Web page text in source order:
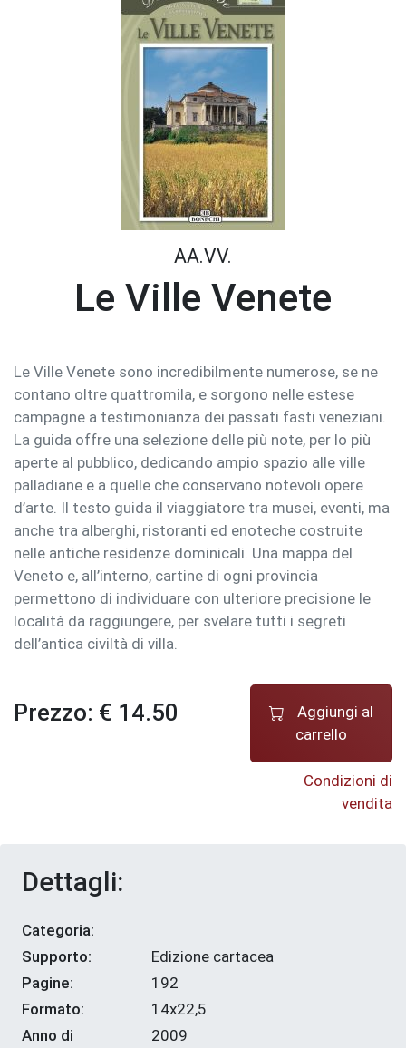
AA.VV.
Le Ville Venete
Le Ville Venete sono incredibilmente numerose, se ne
contano oltre quattromila, e sorgono nelle estese
campagne a testimonianza dei passati fasti veneziani.
La guida offre una selezione delle più note, per lo più
aperte al pubblico, dedicando ampio spazio alle ville
palladiane e a quelle che conservano notevoli opere
d’arte. Il testo guida il viaggiatore tra musei, eventi, ma
anche tra alberghi, ristoranti ed enoteche costruite
nelle antiche residenze dominicali. Una mappa del
Veneto e, all’interno, cartine di ogni provincia
permettono di individuare con ulteriore precisione le
località da raggiungere, per svelare tutti i segreti
dell’antica civiltà di villa.
Prezzo: € 14.50
Aggiungi al
carrello
Condizioni di
vendita
Dettagli:
Categoria:
Supporto:
Edizione cartacea
Pagine:
192
Formato:
14x22,5
Anno di
2009